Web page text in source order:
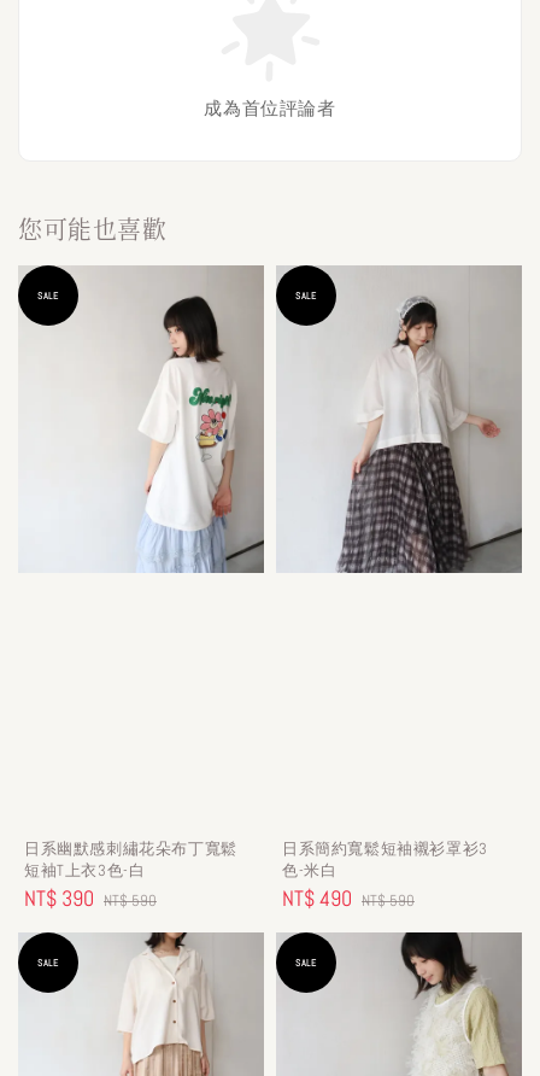
成為首位評論者
您可能也喜歡
SALE
日系幽默感刺繡花朵布丁寬鬆
短袖T上衣3色-白
Sale
price
NT$ 390 Regular
price
NT$ 590
SALE
日系簡約寬鬆短袖襯衫罩衫3
色-米白
Sale
price
NT$ 490 Regular
price
NT$ 590
SALE SALE